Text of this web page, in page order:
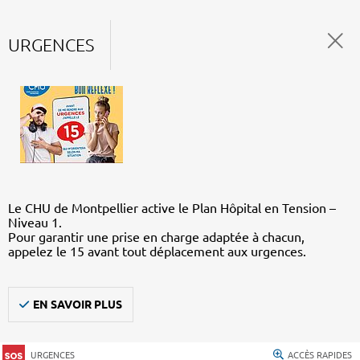
URGENCES
Le CHU de Montpellier active le Plan Hôpital en Tension –
Niveau 1.
Pour garantir une prise en charge adaptée à chacun,
appelez le 15 avant tout déplacement aux urgences.
EN SAVOIR PLUS
URGENCES ACCÈS RAPIDES